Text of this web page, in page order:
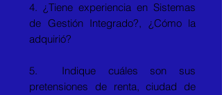
4. ¿Tiene experiencia en Sistemas
de Gestión Integrado?, ¿Cómo la
adquirió?
5. Indique cuáles son sus
pretensiones de renta, ciudad de